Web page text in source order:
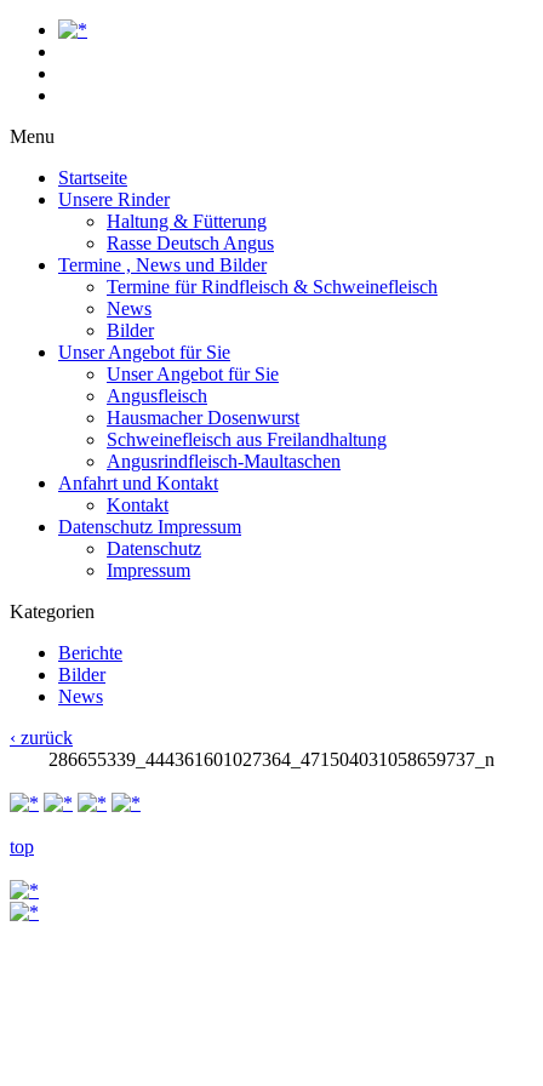
Menu
Startseite
Unsere Rinder
Haltung & Fütterung
Rasse Deutsch Angus
Termine , News und Bilder
Termine für Rindfleisch & Schweinefleisch
News
Bilder
Unser Angebot für Sie
Unser Angebot für Sie
Angusfleisch
Hausmacher Dosenwurst
Schweinefleisch aus Freilandhaltung
Angusrindfleisch-Maultaschen
Anfahrt und Kontakt
Kontakt
Datenschutz Impressum
Datenschutz
Impressum
Kategorien
Berichte
Bilder
News
‹ zurück
286655339_444361601027364_471504031058659737_n
top